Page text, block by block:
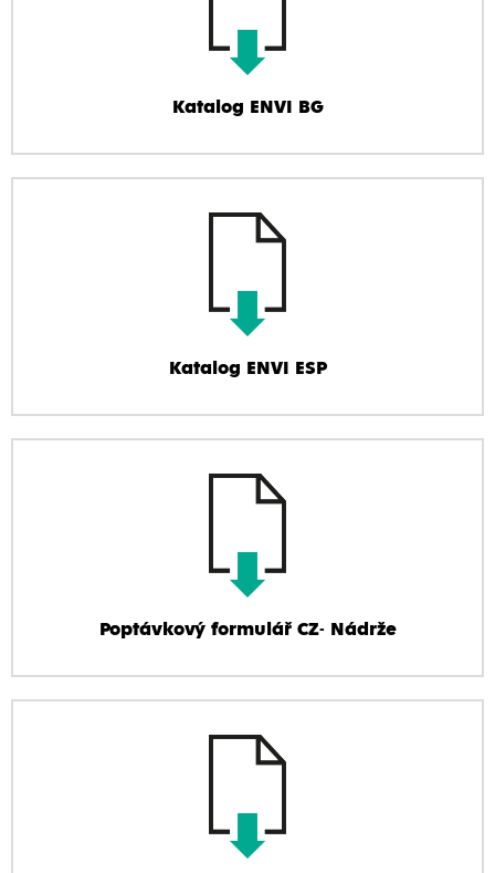
Katalog ENVI BG
Katalog ENVI ESP
Poptávkový formulář CZ- Nádrže